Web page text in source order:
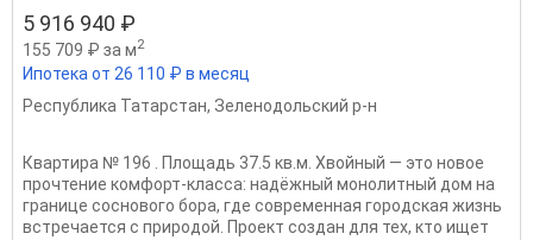
5 916 940 ₽
155 709 ₽ за м2
Ипотека от 26 110 ₽ в месяц
Республика Татарстан, Зеленодольский р-н
Квартира № 196 . Площадь 37.5 кв.м. Хвойный — это новое
прочтение комфорт‑класса: надёжный монолитный дом на
границе соснового бора, где современная городская жизнь
встречается с природой. Проект создан для тех, кто ищет